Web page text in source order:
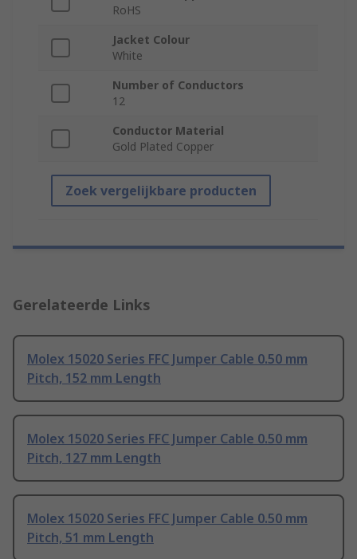
RoHS
Jacket Colour
White
Number of Conductors
12
Conductor Material
Gold Plated Copper
Zoek vergelijkbare producten
Gerelateerde Links
Molex 15020 Series FFC Jumper Cable 0.50 mm
Pitch, 152 mm Length
Molex 15020 Series FFC Jumper Cable 0.50 mm
Pitch, 127 mm Length
Molex 15020 Series FFC Jumper Cable 0.50 mm
Pitch, 51 mm Length